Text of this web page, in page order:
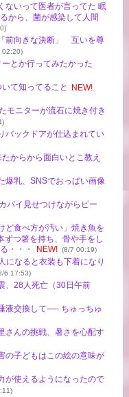
ないって医者が言ってた 眠
から、菌が感染して人間
前向きな決断」 互いを尊
02:20)
とか行ってみたかった
て知ってること NEW!
モニターが流石に焼き付き
バックドアが仕込まれてい
からから面白いとこ教え
爆乳、SNSでおっぱい画像
パイ見せつけながらピー
ど食べ方が汚い」焼き魚を
つ箸を持ち、骨や手をし
・・・
NEW! (8/7 00:19)
になると衣装も下着になり
6 17:53)
、28人死亡（30日午前
液交換して── ちゅっちゅ
さんの挑戦、暑さを心配す
の子どもはこの絵の意味が
が使えるようになったので